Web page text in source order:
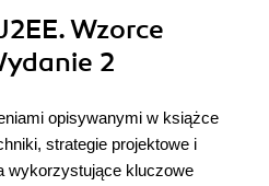
Wzorce
2
opisywanymi w książce
strategie projektowe i
wykorzystujące kluczowe